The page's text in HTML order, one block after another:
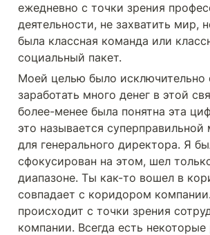
ежедневно с точки зрения
деятельности, не захватить мир,
была классная команда или
социальный пакет.
Моей целью было исключительно
заработать много денег в этой
более-менее была понятна эта
это называется суперправильной
для генерального директора. Я
сфокусирован на этом, шел
диапазоне. Ты как-то вошел в
совпадает с коридором
происходит с точки зрения
компании. Всегда есть некоторые